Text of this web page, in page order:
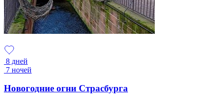
8 дней
7 ночей
Новогодние огни Страсбурга